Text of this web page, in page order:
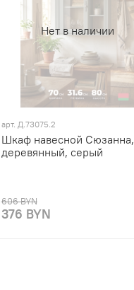
Нет в наличии
арт. Д.73075.2
Шкаф навесной Сюзанна,
деревянный, серый
606 BYN
376 BYN